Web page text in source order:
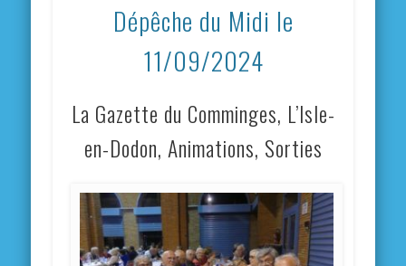
Dépêche du Midi le
11/09/2024
La Gazette du Comminges, L’Isle-
en-Dodon, Animations, Sorties